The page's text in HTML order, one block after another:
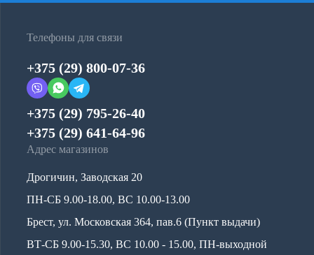
Телефоны для связи
+375 (29) 800-07-36
+375 (29) 795-26-40
+375 (29) 641-64-96
Адрес магазинов
Дрогичин, Заводская 20
ПН-СБ 9.00-18.00, ВС 10.00-13.00
Брест, ул. Московская 364, пав.6 (Пункт выдачи)
ВТ-СБ 9.00-15.30, ВС 10.00 - 15.00, ПН-выходной